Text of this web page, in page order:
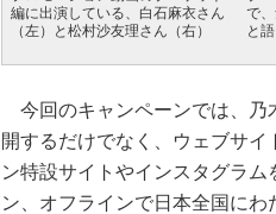
編に出演している、白石麻衣さん
（左）と松村沙友理さん（右）
で
と
今回のキャンペーンでは、乃
開するだけでなく、ウェブサ
ン特設サイトやインスタグラ
ン、オフラインで日本全国に